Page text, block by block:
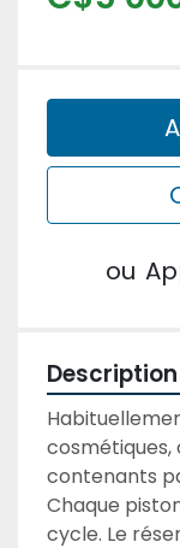
ou
Description
contenants
Chaque
cycle. Le